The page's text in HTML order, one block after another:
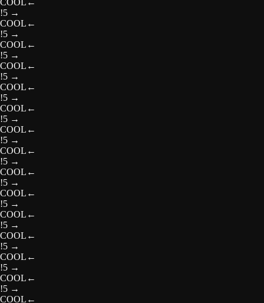
COOL ←
!5 →
COOL ←
!5 →
COOL ←
!5 →
COOL ←
!5 →
COOL ←
!5 →
COOL ←
!5 →
COOL ←
!5 →
COOL ←
!5 →
COOL ←
!5 →
COOL ←
!5 →
COOL ←
!5 →
COOL ←
!5 →
COOL ←
!5 →
COOL ←
!5 →
COOL ←